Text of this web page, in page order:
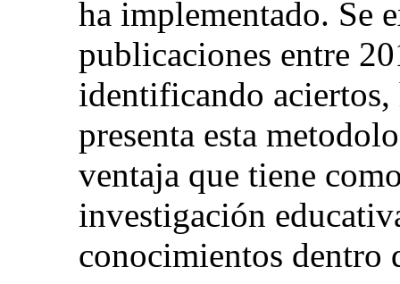
ha implementado. Se
publicaciones entre
identificando
presenta esta
ventaja que tiene
investigación
conocimientos dentro